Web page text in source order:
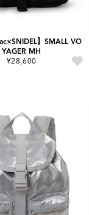
】SMALL VO
YAGER MH
¥28,600